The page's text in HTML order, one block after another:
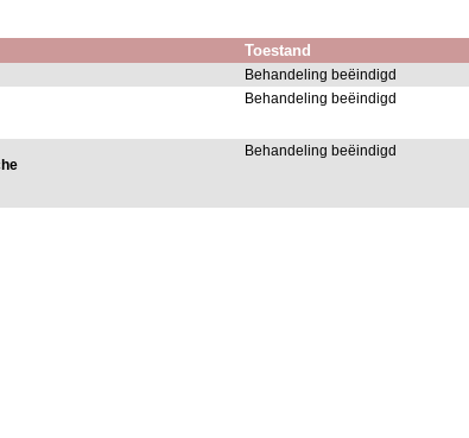
Toestand
Behandeling beëindigd
Behandeling beëindigd
Behandeling beëindigd